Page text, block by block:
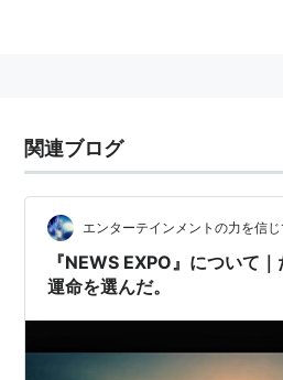
関連ブログ
エンターテインメントの力を信じ
『NEWS EXPO』について
運命を選んだ。